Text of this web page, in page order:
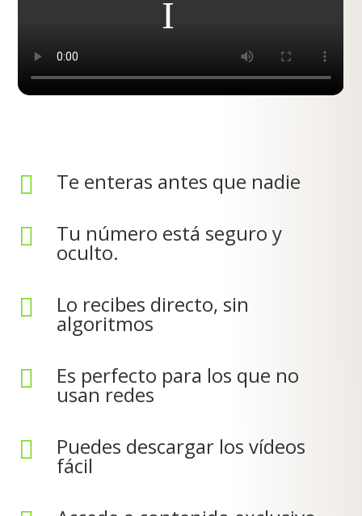
 Te enteras antes que nadie
 Tu número está seguro y
oculto.
 Lo recibes directo, sin
algoritmos
 Es perfecto para los que no
usan redes
 Puedes descargar los vídeos
fácil